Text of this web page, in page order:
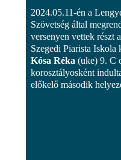
2024.05.11-én a
Szövetség által
versenyen vettek részt
Szegedi Piarista Iskola
Kósa Réka (uke) 9. C
korosztályosként
előkelő második